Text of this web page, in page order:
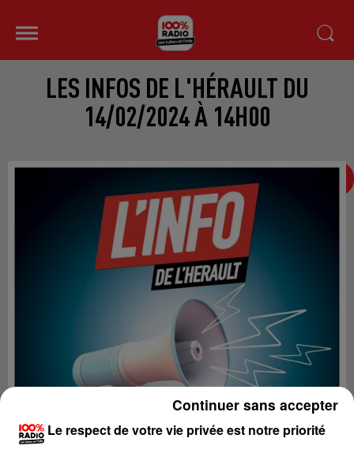
LES INFOS DE L'HÉRAULT DU
14/02/2024 À 14H00
Le respect de votre vie privée est notre priorité
Continuer sans accepter